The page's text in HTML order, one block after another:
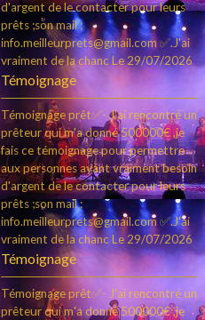
d'argent de le contacter pour leurs
prêts ;son mail :
info.meilleurprets@gmail.com ✅.J'ai
vraiment de la chancLe 29/07/2026
Témoignage
Témoignage prêt✅- J'ai rencontré un
prêteur qui m'a donné 500000€ ,je
fais ce témoignage pour permettre
aux personnes ayant vraiment besoin
d'argent de le contacter pour leurs
prêts ;son mail :
info.meilleurprets@gmail.com ✅.J'ai
vraiment de la chanc Le 29/07/2026
Témoignage
Témoignage prêt✅- J'ai rencontré un
prêteur qui m'a donné 500000€ ,je